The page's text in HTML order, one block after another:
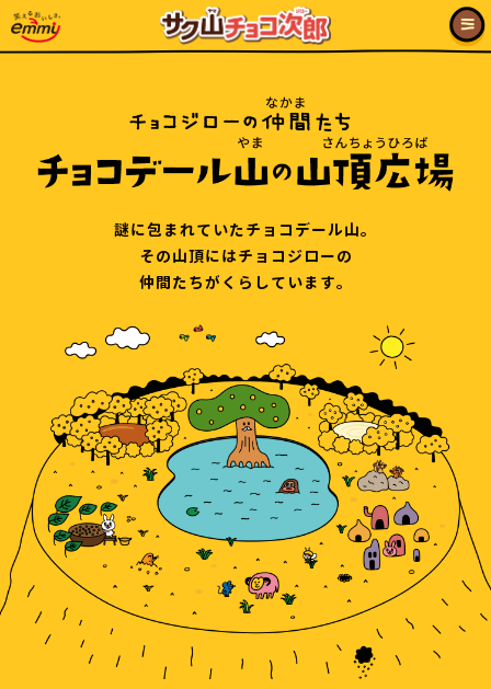
謎に包まれていたチョコデール山。
その山頂にはチョコジローの
仲間たちがくらしています。